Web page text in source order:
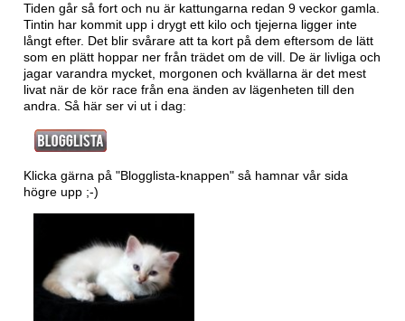
Tiden går så fort och nu är kattungarna redan 9 veckor gamla.
Tintin har kommit upp i drygt ett kilo och tjejerna ligger inte
långt efter. Det blir svårare att ta kort på dem eftersom de lätt
som en plätt hoppar ner från trädet om de vill. De är livliga och
jagar varandra mycket, morgonen och kvällarna är det mest
livat när de kör race från ena änden av lägenheten till den
andra. Så här ser vi ut i dag:
Klicka gärna på "Blogglista-knappen" så hamnar vår sida
högre upp ;-)